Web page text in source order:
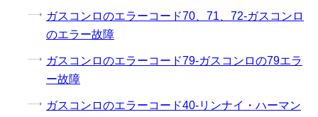
ガスコンロのエラーコード70、71、72-ガスコンロ
のエラー故障
ガスコンロのエラーコード79-ガスコンロの79エラ
ー故障
ガスコンロのエラーコード40-リンナイ・ハーマン